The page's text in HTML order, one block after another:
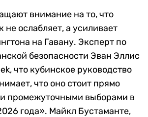
внимание на то, что
не ослабляет, а усиливает
на Гавану. Эксперт по
безопасности Эван Эллис
что кубинское руководство
что оно стоит прямо
промежуточными выборами в
года». Майкл Бустаманте,